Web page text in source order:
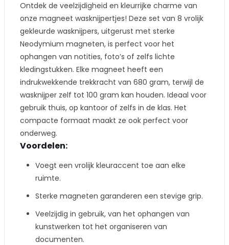
Ontdek de veelzijdigheid en kleurrijke charme van
onze magneet wasknijpertjes! Deze set van 8 vrolijk
gekleurde wasknijpers, uitgerust met sterke
Neodymium magneten, is perfect voor het
ophangen van notities, foto’s of zelfs lichte
kledingstukken. Elke magneet heeft een
indrukwekkende trekkracht van 680 gram, terwijl de
wasknijper zelf tot 100 gram kan houden. Ideaal voor
gebruik thuis, op kantoor of zelfs in de klas. Het
compacte formaat maakt ze ook perfect voor
onderweg.
Voordelen:
Voegt een vrolijk kleuraccent toe aan elke
ruimte.
Sterke magneten garanderen een stevige grip.
Veelzijdig in gebruik, van het ophangen van
kunstwerken tot het organiseren van
documenten.